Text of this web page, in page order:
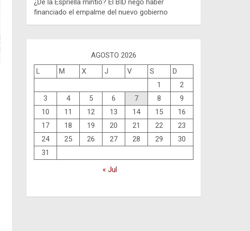
¿De la Espriella mintió? El BID negó haber
financiado el empalme del nuevo gobierno
AGOSTO 2026
L
M X J V S
D
1
2
3
4 5 6 7 8
9
10
11 12 13 14 15
16
17
18 19 20 21 22
23
24
25 26 27 28 29
30
31
« Jul